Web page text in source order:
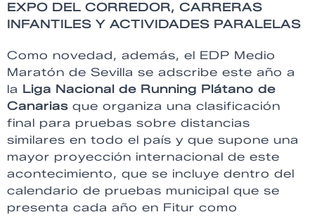
EXPO DEL CORREDOR, CARRERAS
INFANTILES Y ACTIVIDADES PARALELAS
Como novedad, además, el EDP Medio
Maratón de Sevilla se adscribe este año a
la Liga Nacional de Running Plátano de
Canarias que organiza una clasificación
final para pruebas sobre distancias
similares en todo el país y que supone una
mayor proyección internacional de este
acontecimiento, que se incluye dentro del
calendario de pruebas municipal que se
presenta cada año en Fitur como